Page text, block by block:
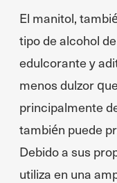
El manitol,
tipo de alcohol
edulcorante y
menos dulzor
principalmente
también puede
Debido a sus
utiliza en una